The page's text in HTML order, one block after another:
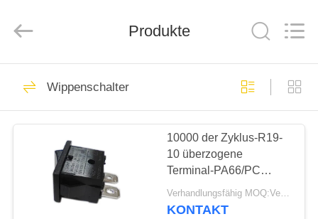
HAUS
PRODUKTE
VIDEOS
Rights
Thermostat ksd301
Produkte
Wippenschalter
10000 der Zyklus-R19-
10 überzogene
Terminal-PA66/PC
Wohnung
Hebelschalter-des
Verhandlungsfähig MOQ:Verhandelbar
KONTAKT